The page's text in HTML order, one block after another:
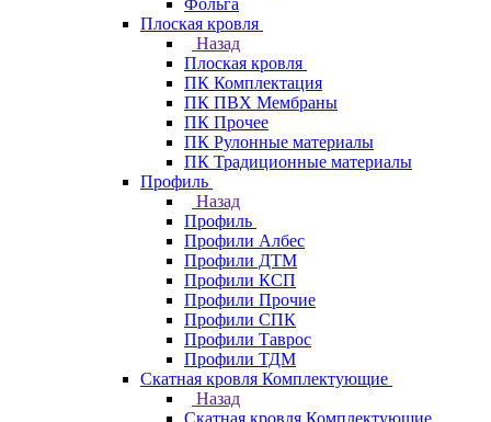
Фольга
Плоская кровля
Назад
Плоская кровля
ПК Комплектация
ПК ПВХ Мембраны
ПК Прочее
ПК Рулонные материалы
ПК Традиционные материалы
Профиль
Назад
Профиль
Профили Албес
Профили ДТМ
Профили КСП
Профили Прочие
Профили СПК
Профили Таврос
Профили ТДМ
Скатная кровля Комплектующие
Назад
Скатная кровля Комплектующие